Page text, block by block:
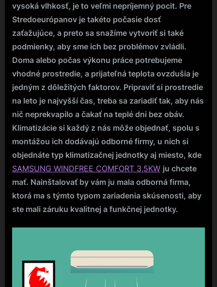
vysoká vlhkosť, je to veľmi nepríjemný pocit. Pre
Stredoeurópanov je takéto počasie dosť
zaťažujúce, a preto sa snažíme vytvoriť si také
podmienky, aby sme ich bez problémov zvládli.
Doma alebo počas výkonu práce potrebujeme
vhodné prostredie, a prijateľná teplota ovzdušia je
jedným z dôležitých faktorov. Pripraviť si prostredie
na leto je najvyšší čas, treba sa zariadiť tak, aby nás
nič neprekvapilo a čakať na teplé dni bez obáv.
Klimatizácie si každý z nás môže objednať, spolu s
montážou ich dodávajú odborné firmy, u nich si
objednáte typ klimatizačnej jednotky aj miesto, kde
SAMSUNG WINDFREE COMFORT 3,5KW ju chcete
mať. Nainštalovať by vám ju mala odborná firma,
ktorá ma s týmto typom zariadenia skúsenosti, aby
ste mali záruku kvalitnej a funkčnej jednotky.